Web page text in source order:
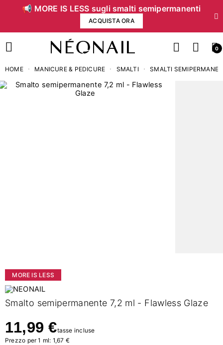
📢 MORE IS LESS sugli smalti semipermanenti
ACQUISTA ORA
0
HOME MANICURE & PEDICURE SMALTI SMALTI
MORE IS LESS
Smalto semipermanente 7,2 ml - Flawless Glaze
11,99 €tasse incluse
Prezzo per 1 ml: 1,67 €